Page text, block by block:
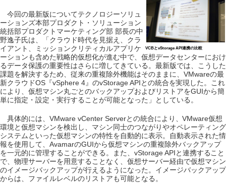
VCBとvStorage API連携の比較
今回の最新版についてテクノロジーソリュ
ーションズ本部プロダクト・ソリューション
統括部プロダクトマーケティング部 部長の中
野逸子氏は、「クラウド時代を見据え、クラ
イアント、ミッションクリティカルアプリケ
ーションも含めた戦略的仮想化が進む中で、仮想データセンターにおけ
るデータ保護の重要性はさらに増してきている。最新版では、こうした
課題を解決するため、従来の重複除外機能はそのままに、VMwareの最
新クラウドOS『vSphere 4』のvStorage APIとの統合を実現した。これ
により、仮想マシン丸ごとのバックアップおよびリストアをGUIから簡
単に指定・設定・実行することが可能となった」としている。
具体的には、VMware vCenter Serverとの統合により、VMware仮想
環境と仮想マシンを検出し、マシン同士のつながりやオペレーティング
システムといった仮想マシンの特性を自動的に表示。自動表示された情
報を使用して、AvamarのGUIから仮想マシンの重複除外バックアップ
を一元的に管理することができる。また、vStorage APIと連携すること
で、物理サーバーを用意することなく、仮想サーバー経由で仮想マシン
のイメージバックアップが行えるようになった。イメージバックアップ
からは、ファイルレベルのリストアも可能となる。